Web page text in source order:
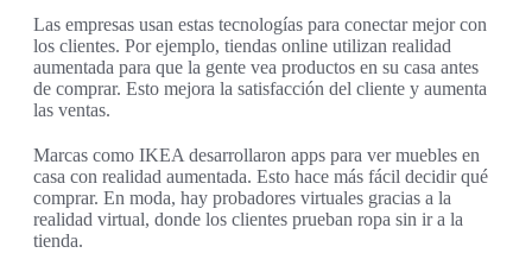
Las empresas usan estas tecnologías para conectar mejor con
los clientes. Por ejemplo, tiendas online utilizan realidad
aumentada para que la gente vea productos en su casa antes
de comprar. Esto mejora la satisfacción del cliente y aumenta
las ventas.
Marcas como IKEA desarrollaron apps para ver muebles en
casa con realidad aumentada. Esto hace más fácil decidir qué
comprar. En moda, hay probadores virtuales gracias a la
realidad virtual, donde los clientes prueban ropa sin ir a la
tienda.